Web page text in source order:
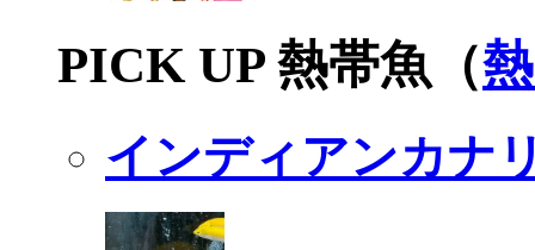
PICK UP 熱帯魚（
インディアンカナ